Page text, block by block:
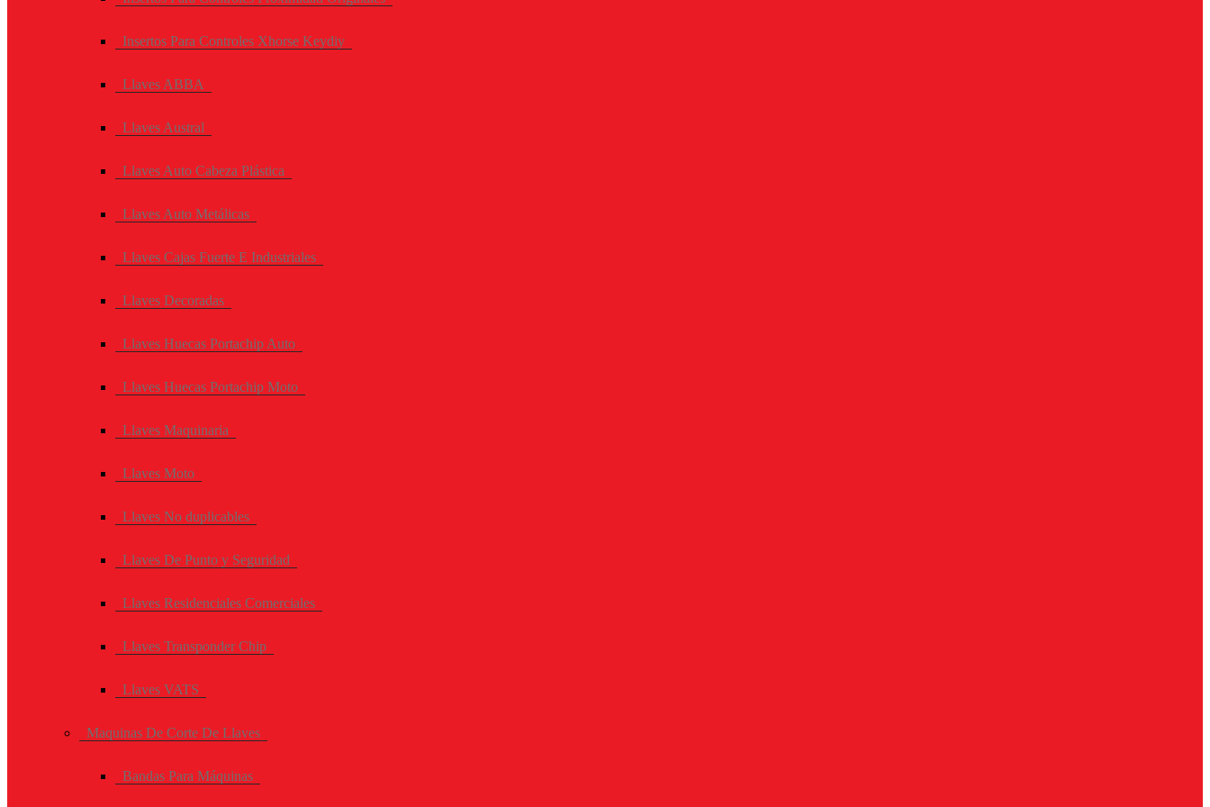
Insertos Para Controles Xhorse Keydiy
Llaves ABBA
Llaves Austral
Llaves Auto Cabeza Plástica
Llaves Auto Metálicas
Llaves Cajas Fuerte E Industriales
Llaves Decoradas
Llaves Huecas Portachip Auto
Llaves Huecas Portachip Moto
Llaves Maquinaria
Llaves Moto
Llaves No duplicables
Llaves De Punto y Seguridad
Llaves Residenciales Comerciales
Llaves Transponder Chip
Llaves VATS
Maquinas De Corte De Llaves
Bandas Para Máquinas